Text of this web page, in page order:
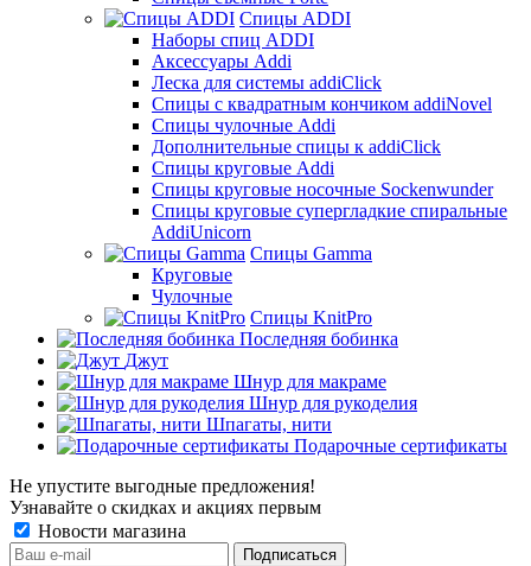
Спицы ADDI
Наборы спиц ADDI
Аксессуары Addi
Леска для системы addiClick
Спицы с квадратным кончиком addiNovel
Спицы чулочные Addi
Дополнительные спицы к addiClick
Спицы круговые Addi
Спицы круговые носочные Sockenwunder
Спицы круговые супергладкие спиральные
AddiUnicorn
Спицы Gamma
Круговые
Чулочные
Спицы KnitPro
Последняя бобинка
Джут
Шнур для макраме
Шнур для рукоделия
Шпагаты, нити
Подарочные сертификаты
Не упустите выгодные предложения!
Узнавайте о скидках и акциях первым
Новости магазина